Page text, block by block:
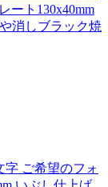
ート130x40mm
消しブラック焼
ご希望のフォ